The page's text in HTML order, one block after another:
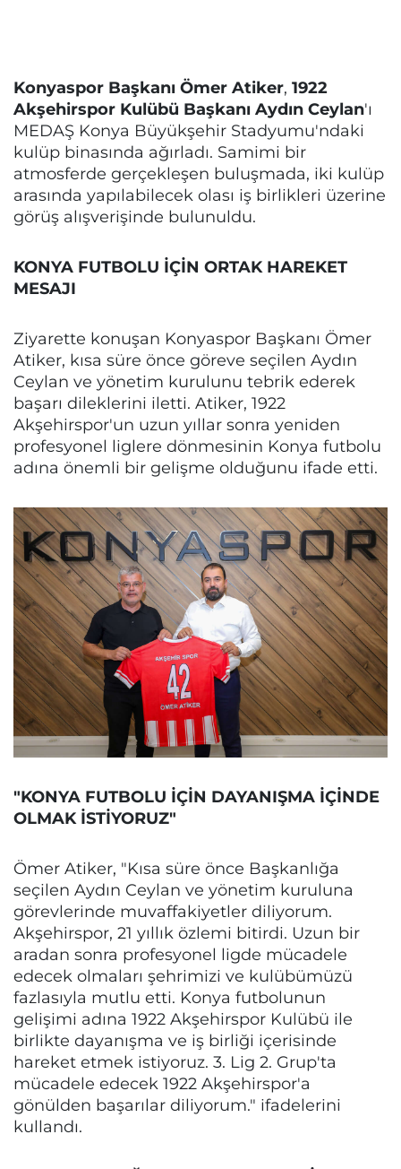
Konyaspor Başkanı Ömer Atiker, 1922
Akşehirspor Kulübü Başkanı Aydın Ceylan'ı
MEDAŞ Konya Büyükşehir Stadyumu'ndaki
kulüp binasında ağırladı. Samimi bir
atmosferde gerçekleşen buluşmada, iki kulüp
arasında yapılabilecek olası iş birlikleri üzerine
görüş alışverişinde bulunuldu.
KONYA FUTBOLU İÇİN ORTAK HAREKET
MESAJI
Ziyarette konuşan Konyaspor Başkanı Ömer
Atiker, kısa süre önce göreve seçilen Aydın
Ceylan ve yönetim kurulunu tebrik ederek
başarı dileklerini iletti. Atiker, 1922
Akşehirspor'un uzun yıllar sonra yeniden
profesyonel liglere dönmesinin Konya futbolu
adına önemli bir gelişme olduğunu ifade etti.
"KONYA FUTBOLU İÇİN DAYANIŞMA İÇİNDE
OLMAK İSTİYORUZ"
Ömer Atiker, "Kısa süre önce Başkanlığa
seçilen Aydın Ceylan ve yönetim kuruluna
görevlerinde muvaffakiyetler diliyorum.
Akşehirspor, 21 yıllık özlemi bitirdi. Uzun bir
aradan sonra profesyonel ligde mücadele
edecek olmaları şehrimizi ve kulübümüzü
fazlasıyla mutlu etti. Konya futbolunun
gelişimi adına 1922 Akşehirspor Kulübü ile
birlikte dayanışma ve iş birliği içerisinde
hareket etmek istiyoruz. 3. Lig 2. Grup'ta
mücadele edecek 1922 Akşehirspor'a
gönülden başarılar diliyorum." ifadelerini
kullandı.